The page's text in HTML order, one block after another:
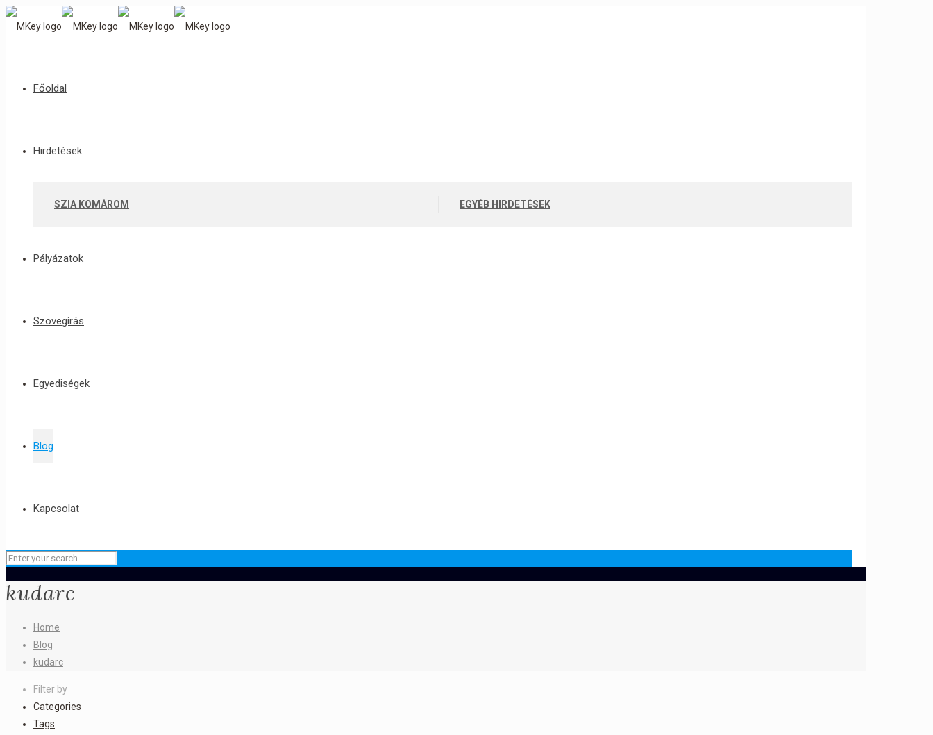
Főoldal
Hirdetések
SZIA KOMÁROM EGYÉB HIRDETÉSEK
Pályázatok
Szövegírás
Egyediségek
Blog
Kapcsolat
kudarc
Home
Blog
kudarc
Filter by
Categories
Tags